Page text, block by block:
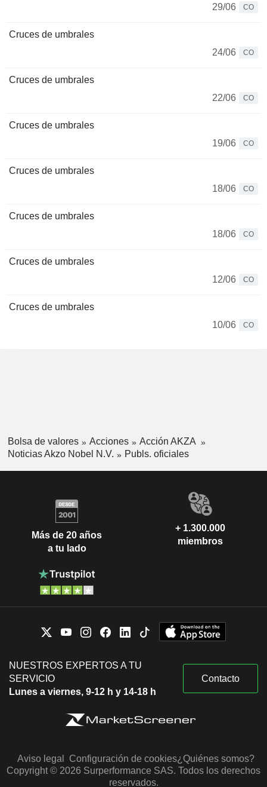
29/06
CO
Cruces de umbrales
24/06
CO
Cruces de umbrales
22/06
CO
Cruces de umbrales
19/06
CO
Cruces de umbrales
18/06
CO
Cruces de umbrales
18/06
CO
Cruces de umbrales
12/06
CO
Cruces de umbrales
10/06
CO
Bolsa de valores Acciones
Acción AKZA
Noticias Akzo Nobel N.V.
Publs. oficiales
Más de 20 años
a tu lado
+ 1.300.000
miembros
NUESTROS EXPERTOS A TU
SERVICIO
Lunes a viernes, 9-12 h y 14-18 h
Contacto
Aviso legal Configuración de cookies¿Quiénes somos?
Copyright © 2026 Surperformance SAS. Todos los derechos
reservados.